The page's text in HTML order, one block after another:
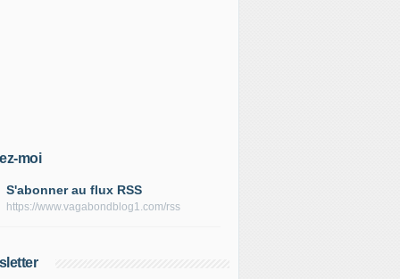
moi
S'abonner au flux RSS
https://www.vagabondblog1.com/rss